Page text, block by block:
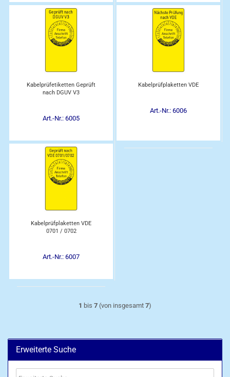
Kabelprüfetiketten Geprüft
nach DGUV V3
Art.-Nr.: 6005
Kabelprüfplaketten VDE
Art.-Nr.: 6006
Kabelprüfplaketten VDE
0701 / 0702
Art.-Nr.: 6007
1 bis 7 (von insgesamt 7)
Erweiterte Suche